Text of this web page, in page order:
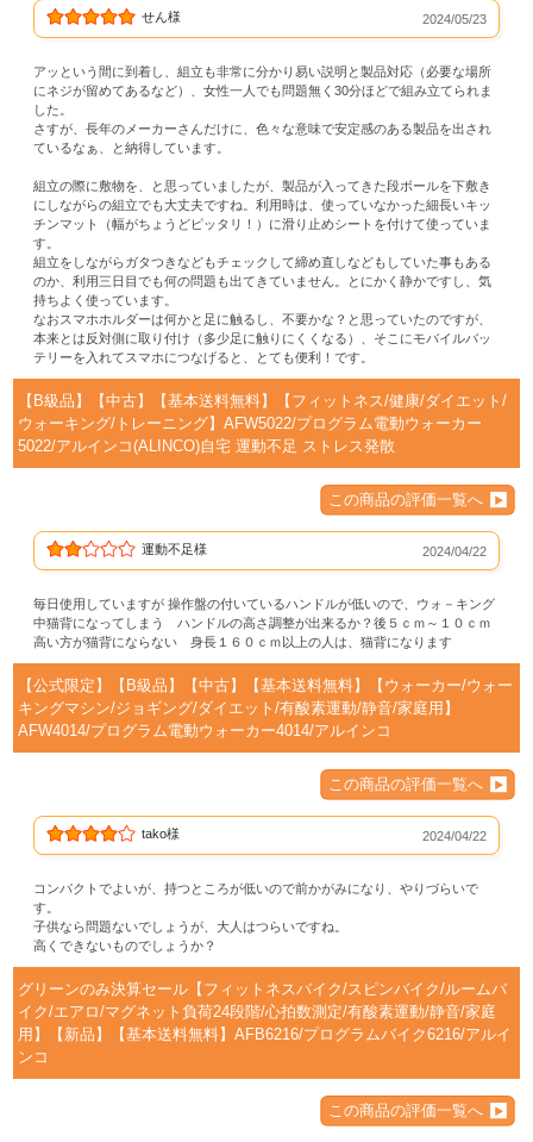
せん様 2024/05/23
アッという間に到着し、組立も非常に分かり易い説明と製品対応（必要な場所
にネジが留めてあるなど）、女性一人でも問題無く30分ほどで組み立てられま
した。
さすが、長年のメーカーさんだけに、色々な意味で安定感のある製品を出され
ているなぁ、と納得しています。
組立の際に敷物を、と思っていましたが、製品が入ってきた段ボールを下敷き
にしながらの組立でも大丈夫ですね。利用時は、使っていなかった細長いキッ
チンマット（幅がちょうどピッタリ！）に滑り止めシートを付けて使っていま
す。
組立をしながらガタつきなどもチェックして締め直しなどもしていた事もある
のか、利用三日目でも何の問題も出てきていません。とにかく静かですし、気
持ちよく使っています。
なおスマホホルダーは何かと足に触るし、不要かな？と思っていたのですが、
本来とは反対側に取り付け（多少足に触りにくくなる）、そこにモバイルバッ
テリーを入れてスマホにつなげると、とても便利！です。
【B級品】【中古】【基本送料無料】【フィットネス/健康/ダイエット/
ウォーキング/トレーニング】AFW5022/プログラム電動ウォーカー
5022/アルインコ(ALINCO)自宅 運動不足 ストレス発散
この商品の評価一覧へ
運動不足様 2024/04/22
毎日使用していますが 操作盤の付いているハンドルが低いので、ウォ－キング
中猫背になってしまう ハンドルの高さ調整が出来るか？後５ｃｍ～１０ｃｍ
高い方が猫背にならない 身長１６０ｃｍ以上の人は、猫背になります
【公式限定】【B級品】【中古】【基本送料無料】【ウォーカー/ウォー
キングマシン/ジョギング/ダイエット/有酸素運動/静音/家庭用】
AFW4014/プログラム電動ウォーカー4014/アルインコ
この商品の評価一覧へ
tako様 2024/04/22
コンパクトでよいが、持つところが低いので前かがみになり、やりづらいで
す。
子供なら問題ないでしょうが、大人はつらいですね。
高くできないものでしょうか？
グリーンのみ決算セール【フィットネスバイク/スピンバイク/ルームバ
イク/エアロ/マグネット負荷24段階/心拍数測定/有酸素運動/静音/家庭
用】【新品】【基本送料無料】AFB6216/プログラムバイク6216/アルイ
ンコ
この商品の評価一覧へ